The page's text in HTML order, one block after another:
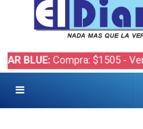
Compra: $1505 - Venta: